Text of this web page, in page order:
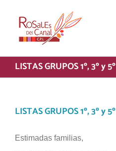
contenido
LISTAS GRUPOS 1º, 3º y 5º
LISTAS GRUPOS 1º, 3º y 5º
Estimadas familias,